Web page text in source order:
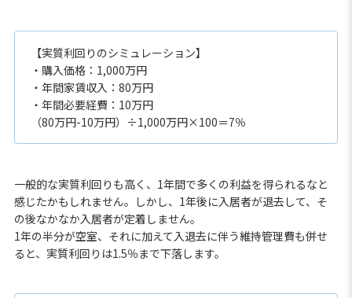
【実質利回りのシミュレーション】
・購入価格：1,000万円
・年間家賃収入：80万円
・年間必要経費：10万円
（80万円-10万円）÷1,000万円×100＝7％
一般的な実質利回りも高く、1年間で多くの利益を得られるなと
感じたかもしれません。しかし、1年後に入居者が退去して、そ
の後なかなか入居者が定着しません。
1年の半分が空室、それに加えて入退去に伴う維持管理費も併せ
ると、実質利回りは1.5％まで下落します。